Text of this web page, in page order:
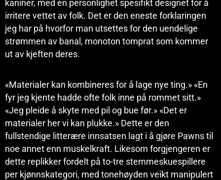
kaniner, med en personlighet spesifikt designet for å
irritere vettet av folk. Det er den eneste forklaringen
jeg har på hvorfor man utsettes for den uendelige
strømmen av banal, monoton tomprat som kommer
ut av kjeften deres.
«Materialer kan kombineres for å lage nye ting.» «En
fyr jeg kjente hadde ofte folk inne på rommet sitt.»
«Jeg pleide å skyte med pil og bue før.» «Det er
materialer her vi kan plukke.» Dette er den
fullstendige litterære innsatsen lagt i å gjøre Pawns til
noe annet enn muskelkraft. Likesom forgjengeren er
dette replikker fordelt på to-tre stemmeskuespillere
per kjønnskategori, med tonehøyden veikt manipulert